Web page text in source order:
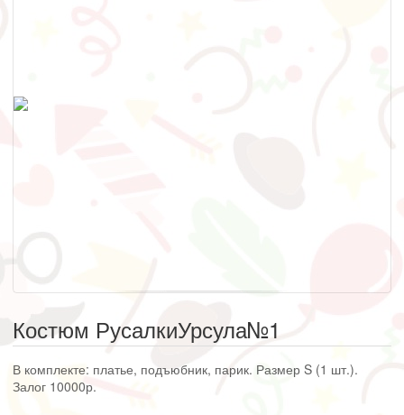
Костюм РусалкиУрсула№1
В комплекте: платье, подъюбник, парик. Размер S (1 шт.).
Залог 10000р.